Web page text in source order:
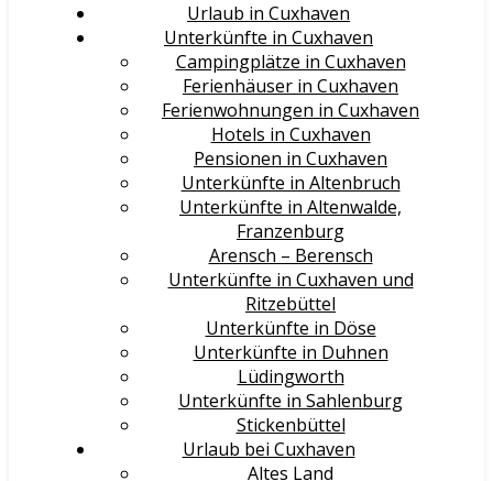
Urlaub in Cuxhaven
Unterkünfte in Cuxhaven
Campingplätze in Cuxhaven
Ferienhäuser in Cuxhaven
Ferienwohnungen in Cuxhaven
Hotels in Cuxhaven
Pensionen in Cuxhaven
Unterkünfte in Altenbruch
Unterkünfte in Altenwalde,
Franzenburg
Arensch – Berensch
Unterkünfte in Cuxhaven und
Ritzebüttel
Unterkünfte in Döse
Unterkünfte in Duhnen
Lüdingworth
Unterkünfte in Sahlenburg
Stickenbüttel
Urlaub bei Cuxhaven
Altes Land